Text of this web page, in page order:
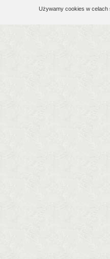
Używamy cookies w celach